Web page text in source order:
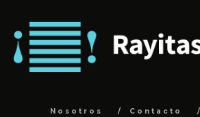
Nosotros Contacto